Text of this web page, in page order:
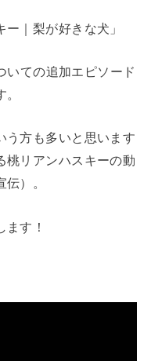
ー｜梨が好きな犬」
いての追加エピソード
う方も多いと思います
桃リアンハスキーの動
）。
す！